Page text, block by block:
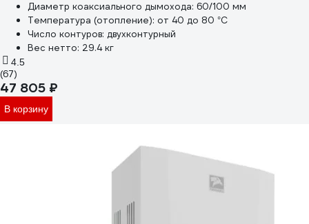
Диаметр коаксиального дымохода: 60/100 мм
Температура (отопление): от 40 до 80 °С
Число контуров: двухконтурный
Вес нетто: 29.4 кг
4.5
(67)
47 805 ₽
В корзину